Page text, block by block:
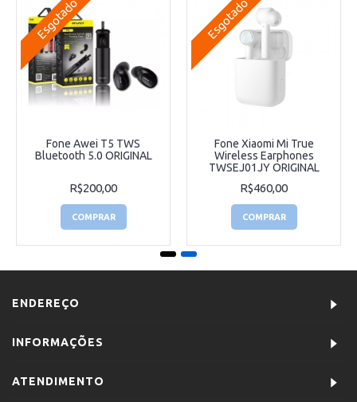
Esgotado
Fone Awei T5 TWS
Bluetooth 5.0 ORIGINAL
R$200,00
COMPRAR
Esgotado
Fone Xiaomi Mi True
Wireless Earphones
TWSEJ01JY ORIGINAL
R$460,00
COMPRAR
ENDEREÇO
INFORMAÇÕES
ATENDIMENTO